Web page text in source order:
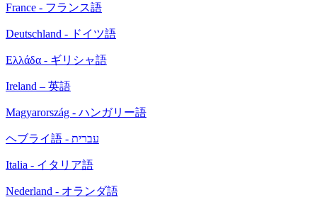
France - フランス語
Deutschland - ドイツ語
Ελλάδα - ギリシャ語
Ireland – 英語
Magyarország - ハンガリー語
ヘブライ語 - עברית
Italia - イタリア語
Nederland - オランダ語